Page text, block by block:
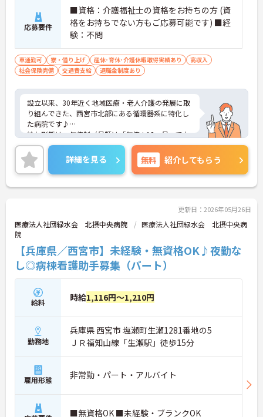
応募要件
■資格：介護福祉士の資格をお持ちの方 (資
格をお持ちでない方もご応募可能です) ■経
験：不問
車通勤可 寮・借り上げ 産休･育休･介護休暇取得実績あり
高収入
社会保険完備
交通費支給 退職金制度あり
設立以来、30年近く地域医療・老人介護の発展に取
り組んできた、西宮市北部にある循環器系に特化し
た病院です♪
給与形態は、年俸制（月額は「年俸÷12ヶ月」で支
払い）で給料水準も高め。
月8休で残業はほとんどありません！しっかりお休
みを取得でき、ライフスタイルに合わせた働き方が
叶います☆
マイカー通勤可能に加えて、最寄り駅からバスも運
ご興味がある方は是非一度マイナビまでお問合せく
ださい！！
詳細を見る 無料 紹介してもらう
更新日：2026年05月26日
医療法人社団緑水会 北摂中央病院
医療法人社団緑水会 北摂中央病
院
【兵庫県／西宮市】未経験・無資格OK♪夜勤な
し◎病棟看護助手募集（パート）
給料 時給1,116円～1,210円
勤務地
兵庫県 西宮市 塩瀬町生瀬1281番地の5
ＪＲ福知山線「生瀬駅」徒歩15分
雇用形態 非常勤・パート・アルバイト
■無資格OK ■未経験・ブランクOK